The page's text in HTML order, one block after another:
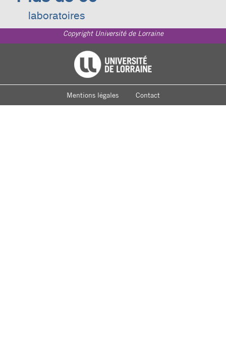
laboratoires
Copyright Université de Lorraine
Université de Lorraine
Mentions légales Contact